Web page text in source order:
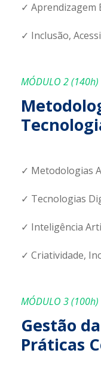
✓ Aprendizagem
✓ Inclusão,
MÓDULO 2 (140h)
✓ Metodologias
✓ Tecnologias
✓ Inteligência
✓ Criatividade,
MÓDULO 3 (100h)
Gestão
Práticas